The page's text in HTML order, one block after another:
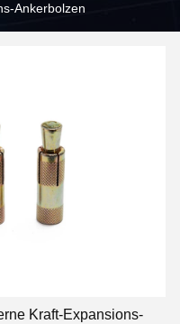
Ankerbolzen
Kraft-Expansions-